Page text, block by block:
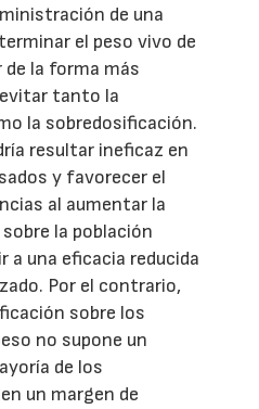
de una
el peso vivo de
la forma más
tanto la
la sobredosificación.
resultar ineficaz en
y favorecer el
al aumentar la
la población
a una eficacia reducida
Por el contrario,
sobre los
no supone un
de los
un margen de